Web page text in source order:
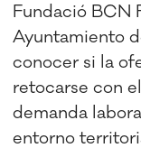
Fundació BCN
Ayuntamiento
conocer si la
retocarse con
demanda
entorno